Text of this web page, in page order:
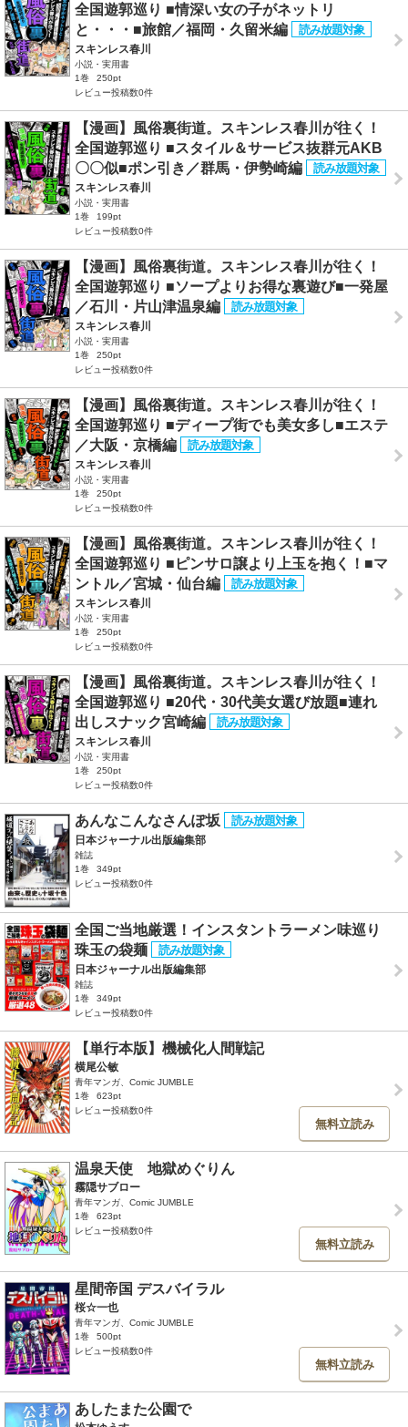
全国遊郭巡り ■情深い女の子がネットリ
と・・・■旅館／福岡・久留米編
スキンレス春川
小説・実用書
1巻
250pt
レビュー投稿数0件
【漫画】風俗裏街道。スキンレス春川が往く！
全国遊郭巡り ■スタイル＆サービス抜群元AKB
〇〇似■ポン引き／群馬・伊勢崎編
スキンレス春川
小説・実用書
1巻
199pt
レビュー投稿数0件
【漫画】風俗裏街道。スキンレス春川が往く！
全国遊郭巡り ■ソープよりお得な裏遊び■一発屋
／石川・片山津温泉編
スキンレス春川
小説・実用書
1巻
250pt
レビュー投稿数0件
【漫画】風俗裏街道。スキンレス春川が往く！
全国遊郭巡り ■ディープ街でも美女多し■エステ
／大阪・京橋編
スキンレス春川
小説・実用書
1巻
250pt
レビュー投稿数0件
【漫画】風俗裏街道。スキンレス春川が往く！
全国遊郭巡り ■ピンサロ譲より上玉を抱く！■マ
ントル／宮城・仙台編
スキンレス春川
小説・実用書
1巻
250pt
レビュー投稿数0件
【漫画】風俗裏街道。スキンレス春川が往く！
全国遊郭巡り ■20代・30代美女選び放題■連れ
出しスナック宮崎編
スキンレス春川
小説・実用書
1巻
250pt
レビュー投稿数0件
あんなこんなさんぽ坂
日本ジャーナル出版編集部
雑誌
1巻
349pt
レビュー投稿数0件
全国ご当地厳選！インスタントラーメン味巡り
珠玉の袋麺
日本ジャーナル出版編集部
雑誌
1巻
349pt
レビュー投稿数0件
【単行本版】機械化人間戦記
横尾公敏
青年マンガ、Comic JUMBLE
1巻
623pt
レビュー投稿数0件
無料立読み
温泉天使 地獄めぐりん
霧隠サブロー
青年マンガ、Comic JUMBLE
1巻
623pt
レビュー投稿数0件
無料立読み
星間帝国 デスバイラル
桜☆一也
青年マンガ、Comic JUMBLE
1巻
500pt
レビュー投稿数0件
無料立読み
あしたまた公園で